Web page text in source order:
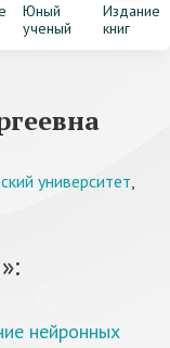
Юный
ученый
Издание
книг
университет,
нейронных